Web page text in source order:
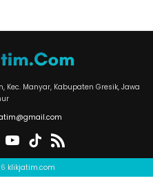
Kec. Manyar, Kabupaten Gresik, Jawa
klikjatim.com